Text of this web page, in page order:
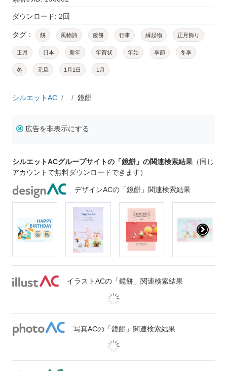
ダウンロード: 2回
タグ： 餅 風物詩 鏡餅 行事 縁起物 正月飾り
正月 日本 新年 年賀状 年始 季節 冬季
冬 元旦 1月1日 1月
シルエットAC 鏡餅
広告を非表示にする
シルエットACグループサイトの「鏡餅」の関連検索結果 （同じ
アカウントで無料ダウンロードできます）
デザインACの「鏡餅」関連検索結果
イラストACの「鏡餅」関連検索結果
写真ACの「鏡餅」関連検索結果